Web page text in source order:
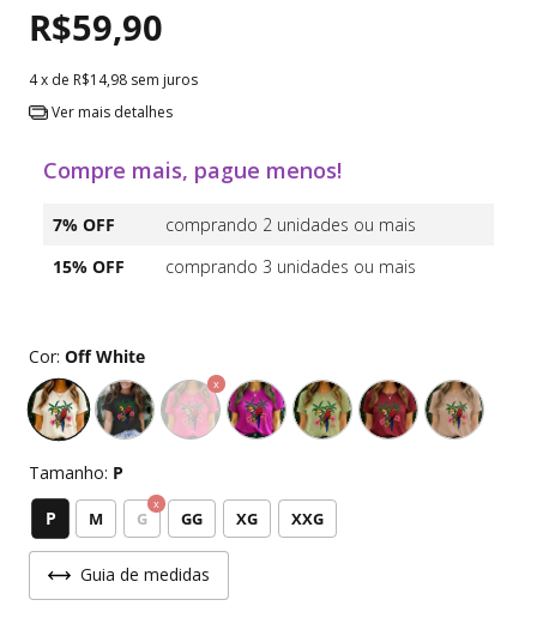
R$59,90
4x de R$14,98 sem juros
Ver mais detalhes
Compre mais, pague menos!
7% OFF
comprando 2 unidades ou mais
15% OFF
comprando 3 unidades ou mais
Cor: Off White
Tamanho: P
P M G GG XG XXG
Guia de medidas